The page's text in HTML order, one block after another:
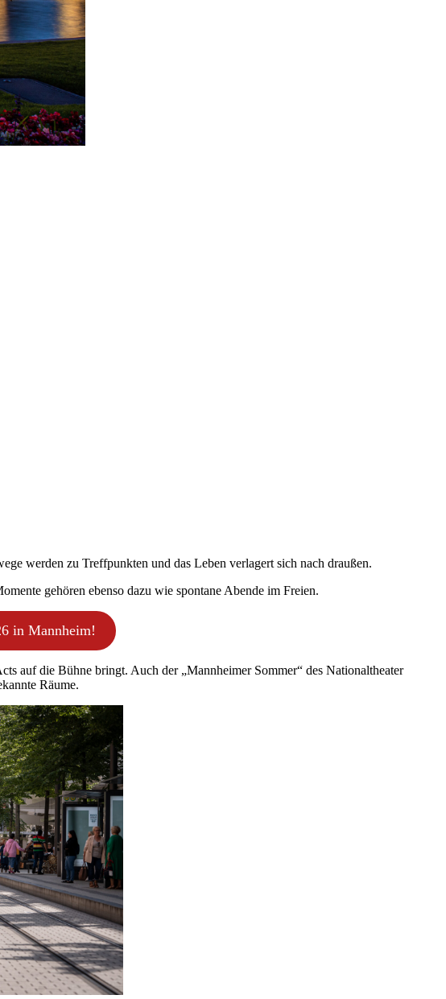
werden zu Treffpunkten und das Leben verlagert sich nach draußen.
gehören ebenso dazu wie spontane Abende im Freien.
in Mannheim!
auf die Bühne bringt. Auch der „Mannheimer Sommer“ des Nationaltheater
Räume.